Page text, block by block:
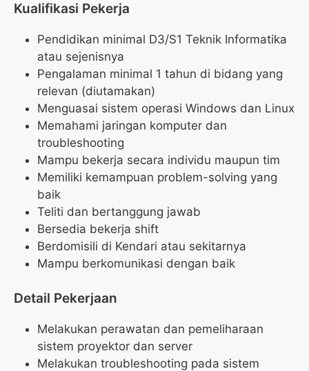
Kualifikasi Pekerja
Pendidikan minimal D3/S1 Teknik Informatika
atau sejenisnya
Pengalaman minimal 1 tahun di bidang yang
relevan (diutamakan)
Menguasai sistem operasi Windows dan Linux
Memahami jaringan komputer dan
troubleshooting
Mampu bekerja secara individu maupun tim
Memiliki kemampuan problem-solving yang
baik
Teliti dan bertanggung jawab
Bersedia bekerja shift
Berdomisili di Kendari atau sekitarnya
Mampu berkomunikasi dengan baik
Detail Pekerjaan
Melakukan perawatan dan pemeliharaan
sistem proyektor dan server
Melakukan troubleshooting pada sistem